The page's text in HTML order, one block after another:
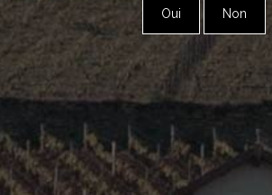
Fleurie Cuvée La Tonne
Fleurie Cuvée Le Vivier
Fleurie Cuvée Naturelle
Morgon Cuvée Charmes
Morgon Cuvée Côte Du Py
Morgon Cuvée Côte Du Py Vieilles Vignes
Morgon Cuvée Douby
Morgon Cuvée La Ballofière
Morgon Cuvée Les Micouds
Oui Non